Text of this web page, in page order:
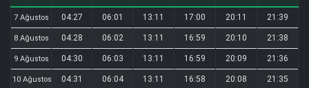
7 Ağustos 04:27 06:01 13:11 17:00 20:11 21:39
8 Ağustos 04:28 06:02 13:11 16:59 20:10 21:38
9 Ağustos 04:30 06:03 13:11 16:59 20:09 21:36
10 Ağustos 04:31 06:04 13:11 16:58 20:08 21:35